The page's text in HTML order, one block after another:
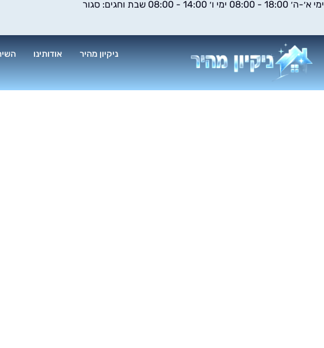
דילוג
ימי א׳-ה׳ 18:00 - 08:00 ימי ו׳ 14:00 - 08:00 שבת וחגים: סגור
ניקיון מהיר אודותינו